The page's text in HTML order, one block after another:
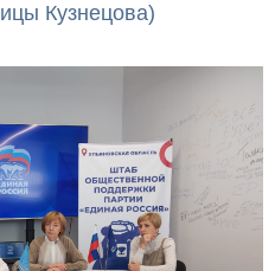
Кузнецова)